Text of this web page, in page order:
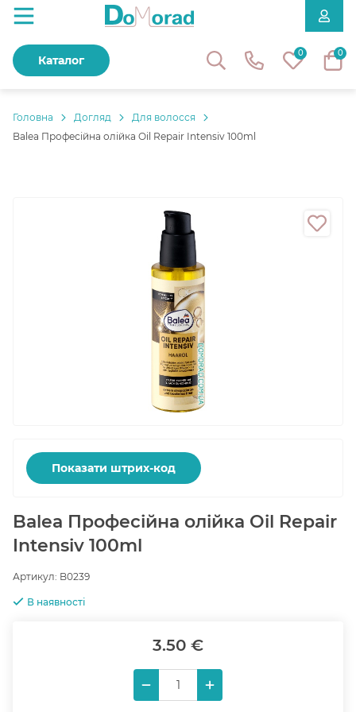
0 0
Каталог
Головнa Догляд
Для волосся
Balea Професійна олійка Oil Repair Intensiv 100ml
Показати штрих-код
Balea Професійна олійка Oil Repair
Intensiv 100ml
Артикул: B0239
В наявності
3.50 €